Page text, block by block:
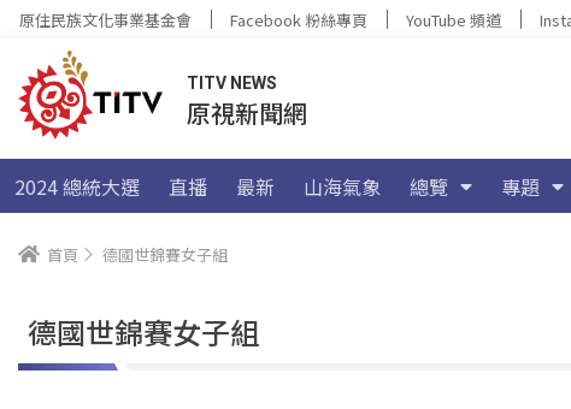
原住民族文化事業基金會 Facebook 粉絲專頁 YouTube 頻道
TITV NEWS
原視新聞網
2024 總統大選 直播 最新 山海氣象 總覽 專題
首頁 德國世錦賽女子組
德國世錦賽女子組